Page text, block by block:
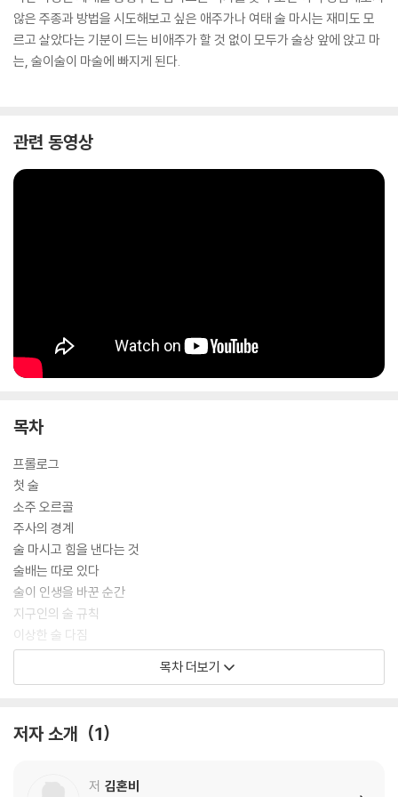
않은 주종과 방법을 시도해보고 싶은 애주가나 여태 술 마시는 재미도 모
르고 살았다는 기분이 드는 비애주가 할 것 없이 모두가 술상 앞에 앉고 마
는, 술이술이 마술에 빠지게 된다.
관련 동영상
목차
프롤로그
첫 술
소주 오르골
주사의 경계
술 마시고 힘을 낸다는 것
술배는 따로 있다
술이 인생을 바꾼 순간
지구인의 술 규칙
이상한 술 다짐
술과 욕의 상관관계
술로만 열리는 말들
목차 더보기
저자 소개 1
저 김혼비